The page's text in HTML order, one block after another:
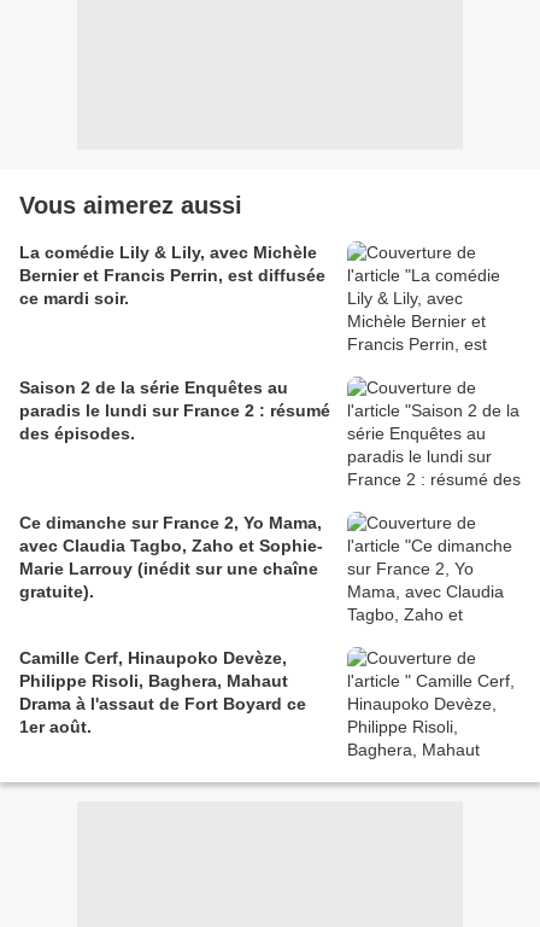
Vous aimerez aussi
La comédie Lily & Lily, avec Michèle
Bernier et Francis Perrin, est diffusée
ce mardi soir.
Saison 2 de la série Enquêtes au
paradis le lundi sur France 2 : résumé
des épisodes.
Ce dimanche sur France 2, Yo Mama,
avec Claudia Tagbo, Zaho et Sophie-
Marie Larrouy (inédit sur une chaîne
gratuite).
Camille Cerf, Hinaupoko Devèze,
Philippe Risoli, Baghera, Mahaut
Drama à l'assaut de Fort Boyard ce
1er août.